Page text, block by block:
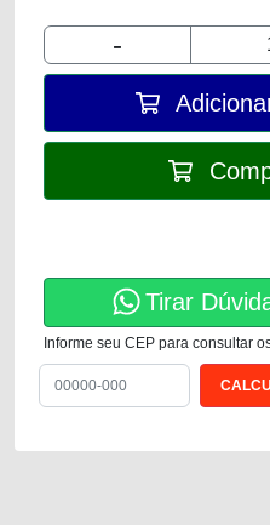
-
Tirar
Informe seu CEP para consultar